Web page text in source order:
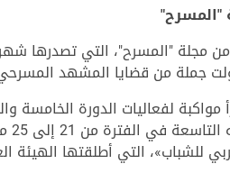
"المسرح"
مجلة "المسرح"، التي تصدرها
جملة من قضايا المشهد
لفعاليات الدورة الخامسة
للشباب»، التي أطلقتها الهيئة